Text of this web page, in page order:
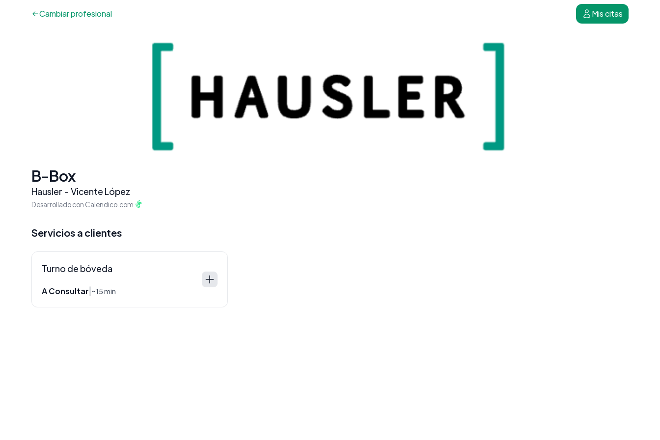
Cambiarprofesional Mis citas
B-Box
Hausler - Vicente López
Desarrollado con Calendico.com
Servicios a clientes
Turno de bóveda
A Consultar ~15 min